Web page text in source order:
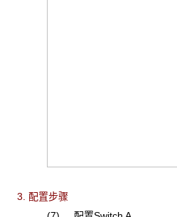
3. 配置步骤